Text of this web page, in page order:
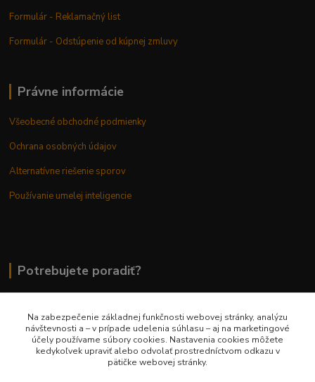
Formulár - Reklamačný list
Formulár - Odstúpenie od kúpnej zmluvy
Právne informácie
Všeobecné obchodné podmienky
Ochrana osobných údajov
Alternatívne riešenie sporov
Používanie umelej inteligencie
Potrebujete poradiť?
0948 236 042
info@margaretkashop.sk
Na zabezpečenie základnej funkčnosti webovej stránky, analýzu
návštevnosti a – v prípade udelenia súhlasu – aj na marketingové
účely používame súbory cookies. Nastavenia cookies môžete
kedykoľvek upraviť alebo odvolať prostredníctvom odkazu v
pätičke webovej stránky.